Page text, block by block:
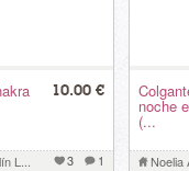
10.00 €
L... 3 1
noche
(...
Noelia